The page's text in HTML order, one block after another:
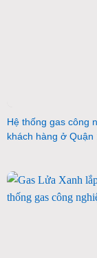
Hệ thống gas công
khách hàng ở Quận